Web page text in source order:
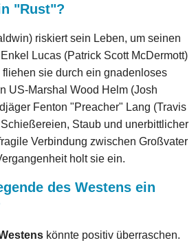
"Rust"?
riskiert sein Leben, um seinen
Lucas (Patrick Scott McDermott)
sie durch ein gnadenloses
US-Marshal Wood Helm (Josh
Fenton "Preacher" Lang (Travis
Staub und unerbittlicher
Verbindung zwischen Großvater
holt sie ein.
des Westens ein
könnte positiv überraschen.